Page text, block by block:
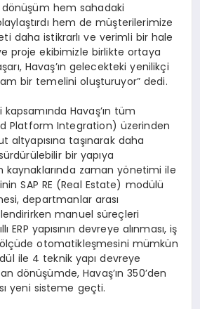
hem sahadaki
hem de müşterilerimize
daha istikrarlı ve verimli bir hale
proje ekibimizle birlikte ortaya
Havaş’ın gelecekteki yenilikçi
bir temelini oluşturuyor” dedi.
Havaş’ın tüm
Platform Integration) üzerinden
altyapısına taşınarak daha
bir yapıya
kaynaklarında zaman yönetimi ile
SAP RE (Real Estate) modülü
departmanlar arası
manuel süreçleri
ERP yapısının devreye alınması, iş
otomatikleşmesini mümkün
ile 4 teknik yapı devreye
dönüşümde, Havaş’ın 350’den
yeni sisteme geçti.